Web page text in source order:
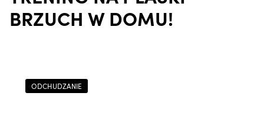
BRZUCH W DOMU!
ODCHUDZANIE